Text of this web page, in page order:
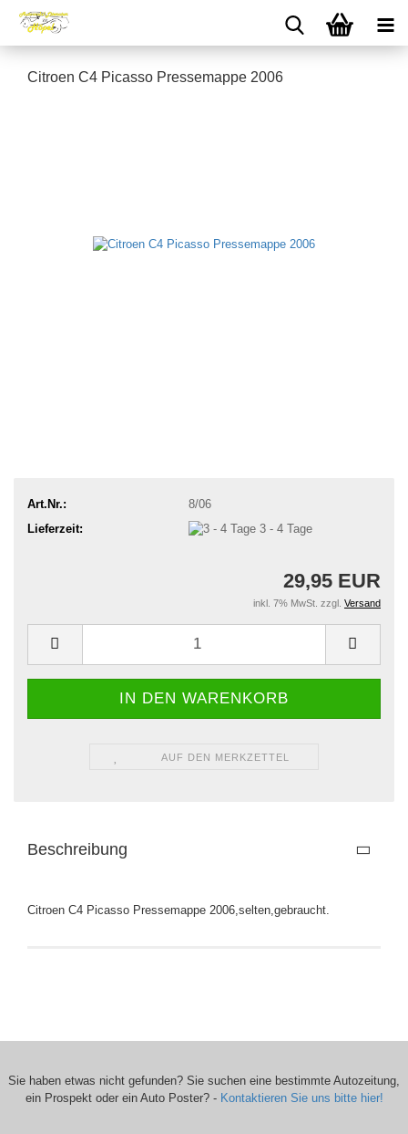
Citroen C4 Picasso Pressemappe 2006
Art.Nr.:
8/06
Lieferzeit:
3 - 4 Tage
29,95 EUR
inkl. 7% MwSt. zzgl. Versand
AUF DEN MERKZETTEL
Beschreibung
Citroen C4 Picasso Pressemappe 2006,selten,gebraucht.
Sie haben etwas nicht gefunden? Sie suchen eine bestimmte Autozeitung,
ein Prospekt oder ein Auto Poster? - Kontaktieren Sie uns bitte hier!